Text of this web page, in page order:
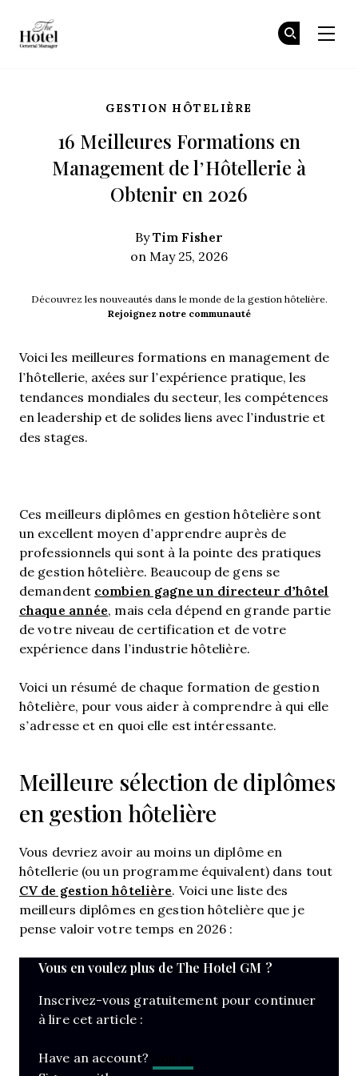
GESTION HÔTELIÈRE
16 Meilleures Formations en
Management de l’Hôtellerie à
Obtenir en 2026
ByTim Fisher
on May 25, 2026
Découvrez les nouveautés dans le monde de la gestion hôtelière.
Rejoignez notre communauté
Voici les meilleures formations en management de
l’hôtellerie, axées sur l’expérience pratique, les
tendances mondiales du secteur, les compétences
en leadership et de solides liens avec l’industrie et
des stages.
Ces meilleurs diplômes en gestion hôtelière sont
un excellent moyen d’apprendre auprès de
professionnels qui sont à la pointe des pratiques
de gestion hôtelière. Beaucoup de gens se
demandent combien gagne un directeur d’hôtel
chaque année, mais cela dépend en grande partie
de votre niveau de certification et de votre
expérience dans l’industrie hôtelière.
Voici un résumé de chaque formation de gestion
hôtelière, pour vous aider à comprendre à qui elle
s’adresse et en quoi elle est intéressante.
Meilleure sélection de diplômes
en gestion hôtelière
Vous devriez avoir au moins un diplôme en
hôtellerie (ou un programme équivalent) dans tout
CV de gestion hôtelière. Voici une liste des
meilleurs diplômes en gestion hôtelière que je
pense valoir votre temps en 2026 :
Vous en voulez plus de The Hotel GM ?
Inscrivez-vous gratuitement pour continuer
à lire cet article :
Have an account?